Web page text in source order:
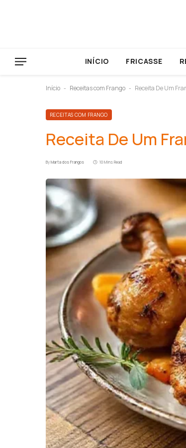
INÍCIO FRICASSE
Início - Receitas com Frango - Receita De Um
RECEITAS COM FRANGO
Receita De Um
ByMarta dos Frangos 10 Mins Read